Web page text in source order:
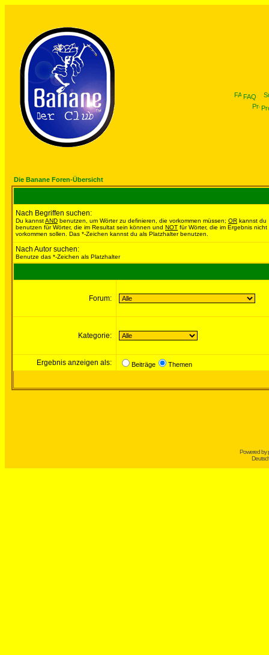
FAQ
Die Banane Foren-Übersicht
Nach Begriffen suchen:
Du kannstAND benutzen, um Wörter zu definieren, die vorkommen müssen; OR kannst du
benutzen für Wörter, die im Resultat sein können und NOT für Wörter, die im Ergebnis nicht
vorkommen sollen. Das *-Zeichen kannst du als Platzhalter benutzen.
Nach Autor suchen:
Benutze das *-Zeichen als Platzhalter
Forum:
Kategorie:
Ergebnis anzeigen als: Beiträge Themen
Powered by